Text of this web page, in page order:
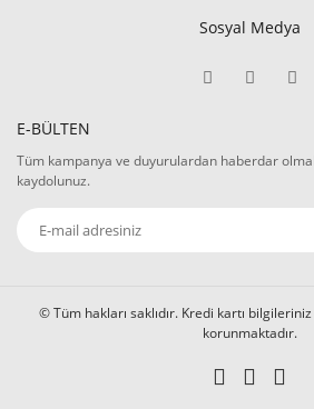
Sosyal Medya
E-BÜLTEN
Tüm kampanya ve duyurulardan haberdar
kaydolunuz.
© Tüm hakları saklıdır. Kredi kartı
korunmaktadır.